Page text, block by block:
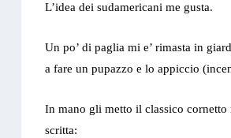
L’idea dei sudamericani me gusta.
Un po’ di paglia mi e’ rimasta in
a fare un pupazzo e lo appiccio
In mano gli metto il classico cornetto
scritta: